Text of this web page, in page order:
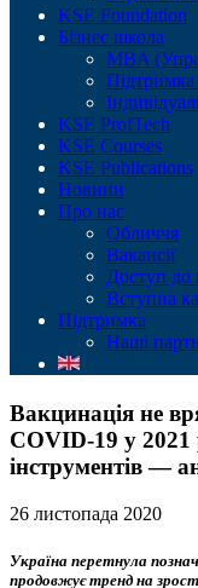
KSE Foundation
Бізнес школа
MBA
KSE ProfTech
KSE Courses
KSE Publications
Новини
Про нас
Обличчя
Вакансії
Доступ до
Вступна
Підтримка
Наші
Вакцинація не
COVID-19 у 2021
інструментів —
26 листопада 2020
Україна перетнула
продовжує тренд на